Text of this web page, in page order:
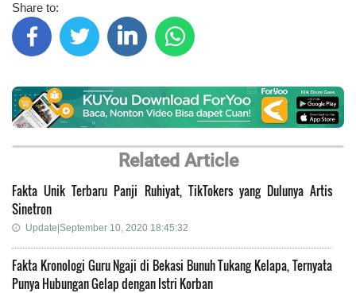
Share to:
Related Article
Fakta Unik Terbaru Panji Ruhiyat, TikTokers yang Dulunya Artis
Sinetron
Update|September 10, 2020 18:45:32
Fakta Kronologi Guru Ngaji di Bekasi Bunuh Tukang Kelapa, Ternyata
Punya Hubungan Gelap dengan Istri Korban